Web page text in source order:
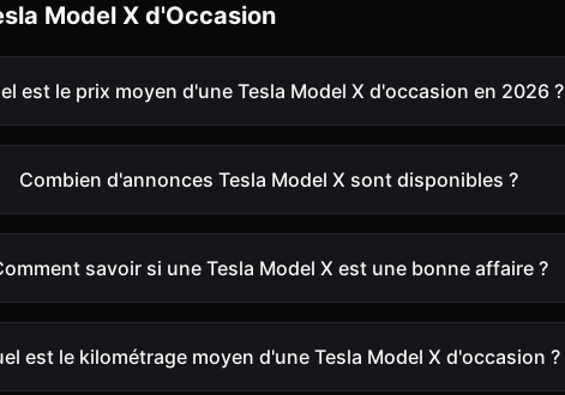
Model X d'Occasion
est le prix moyen d'une Tesla Model X d'occasion en 2026 ?
Combien d'annonces Tesla Model X sont disponibles ?
savoir si une Tesla Model X est une bonne affaire ?
est le kilométrage moyen d'une Tesla Model X d'occasion ?